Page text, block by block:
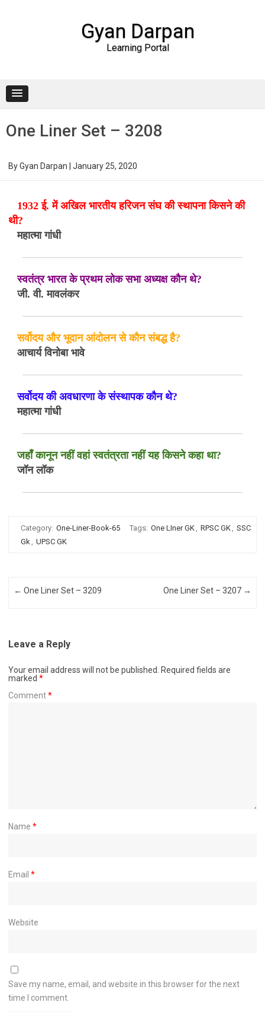
Gyan Darpan
Learning Portal
One Liner Set – 3208
ByGyan Darpan January 25, 2020
1932 ई. में अखिल भारतीय हरिजन संघ की स्थापना किसने की
थी?
महात्मा गांधी
स्वतंत्र भारत के प्रथम लोक सभा अध्यक्ष कौन थे?
जी. वी. मावलंकर
सर्वोदय और भूदान आंदोलन से कौन संबद्ध है?
आचार्य विनोबा भावे
सर्वोदय की अवधारणा के संस्थापक कौन थे?
महात्मा गांधी
जहाँ कानून नहीं वहां स्वतंत्रता नहीं यह किसने कहा था?
जॉन लॉक
Category: One-Liner-Book-65 Tags: One LIner GK, RPSC GK, SSC
Gk, UPSC GK
Post navigation
← One Liner Set – 3209 One Liner Set – 3207 →
Leave a Reply
Your email address will not be published.
Required fields are
marked *
Comment*
Name *
Email *
Website
Save my name, email, and website in this browser for the next
time I comment.